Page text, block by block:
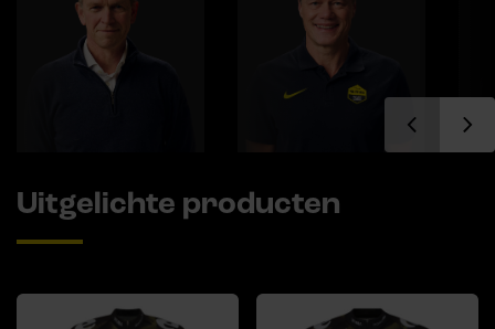
Uitgelichte producten